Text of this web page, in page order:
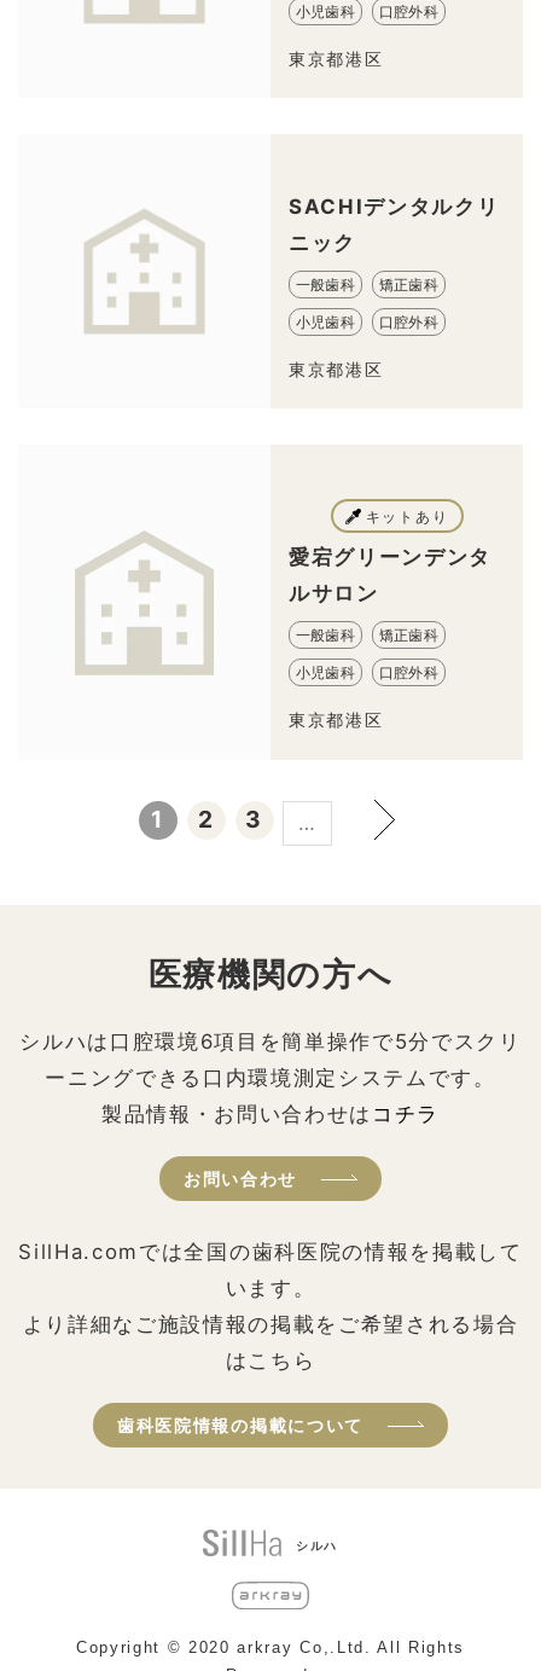
小児歯科 口腔外科
東京都港区
SACHIデンタルクリ
ニック
一般歯科 矯正歯科
小児歯科 口腔外科
東京都港区
キットあり
愛宕グリーンデンタ
ルサロン
一般歯科 矯正歯科
小児歯科 口腔外科
東京都港区
1 2 3 …
医療機関の方へ
シルハは口腔環境6項目を簡単操作で5分でスクリ
ーニングできる口内環境測定システムです。
製品情報・お問い合わせは コチラ
お問い合わせ
SillHa.comでは全国の歯科医院の情報を掲載して
います。
より詳細なご施設情報の掲載をご希望される場合
はこちら
歯科医院情報の掲載について
シルハ
Copyright © 2020 arkray Co,.Ltd. All Rights